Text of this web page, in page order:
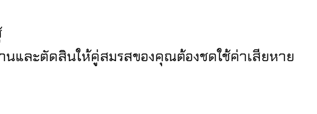
และตัดสินให้คู่สมรสของคุณต้องชดใช้ค่าเสียหาย